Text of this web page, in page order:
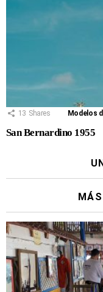
13 Shares Modelos
San Bernardino 1955